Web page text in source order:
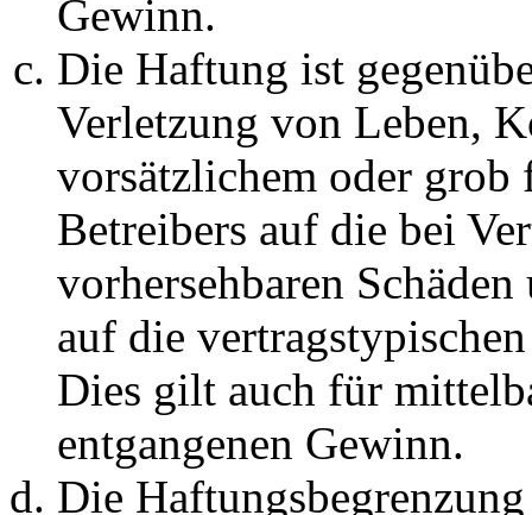
Gewinn.
Die Haftung ist
Verletzung von Leben,
vorsätzlichem oder grob
Betreibers auf die bei
vorhersehbaren
auf die
Dies gilt auch für
entgangenen Gewinn.
Die